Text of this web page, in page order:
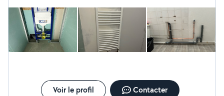
Voir le profil Contacter